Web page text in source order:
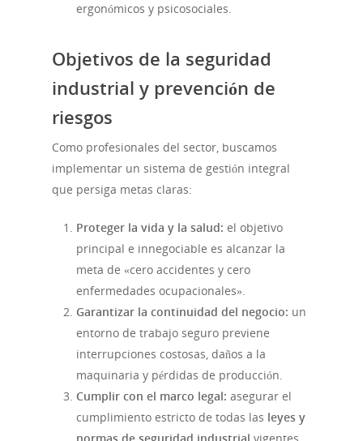
ergonómicos y psicosociales.
Objetivos de la seguridad
industrial y prevención de
riesgos
Como profesionales del sector, buscamos
implementar un sistema de gestión integral
que persiga metas claras:
Proteger la vida y la salud: el objetivo
principal e innegociable es alcanzar la
meta de «cero accidentes y cero
enfermedades ocupacionales».
Garantizar la continuidad del negocio: un
entorno de trabajo seguro previene
interrupciones costosas, daños a la
maquinaria y pérdidas de producción.
Cumplir con el marco legal: asegurar el
cumplimiento estricto de todas las leyes y